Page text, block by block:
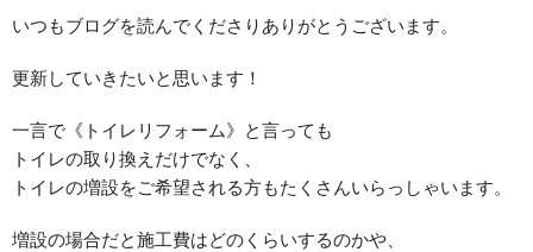
いつもブログを読んでくださりありがとうございます。
更新していきたいと思います！
一言で《トイレリフォーム》と言っても
トイレの取り換えだけでなく、
トイレの増設をご希望される方もたくさんいらっしゃいます。
増設の場合だと施工費はどのくらいするのかや、